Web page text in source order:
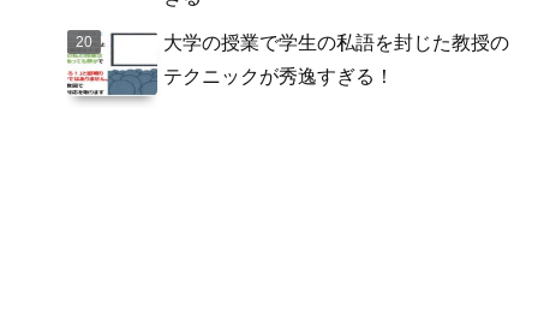
大学の授業で学生の私語を封じた教授の
テクニックが秀逸すぎる！